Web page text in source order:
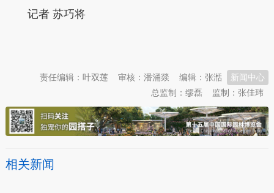
记者 苏巧将
新闻中心
编辑：张湉
审核：潘涌燚
责任编辑：叶双莲
监制：张佳玮
总监制：缪磊
相关新闻